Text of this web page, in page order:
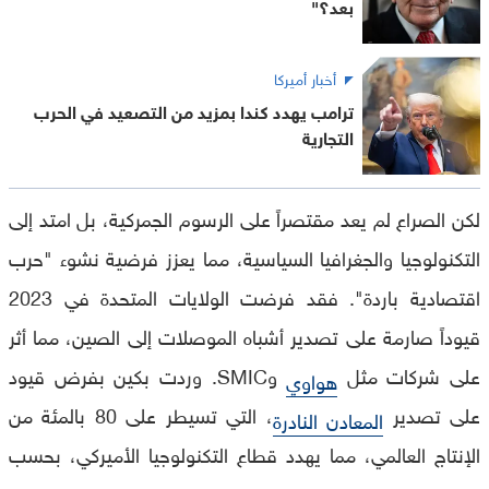
أخبار أميركا
ترامب يهدد كندا بمزيد من التصعيد في الحرب
التجارية
لكن الصراع لم يعد مقتصراً على الرسوم الجمركية، بل امتد إلى
التكنولوجيا والجغرافيا السياسية، مما يعزز فرضية نشوء "حرب
اقتصادية باردة". فقد فرضت الولايات المتحدة في 2023
قيوداً صارمة على تصدير أشباه الموصلات إلى الصين، مما أثر
على شركات مثل هواوي
وSMIC. وردت بكين بفرض قيود
على تصدير المعادن النادرة
، التي تسيطر على 80 بالمئة من
الإنتاج العالمي، مما يهدد قطاع التكنولوجيا الأميركي، بحسب